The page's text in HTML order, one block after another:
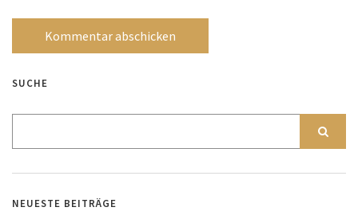
SUCHE
NEUESTE BEITRÄGE